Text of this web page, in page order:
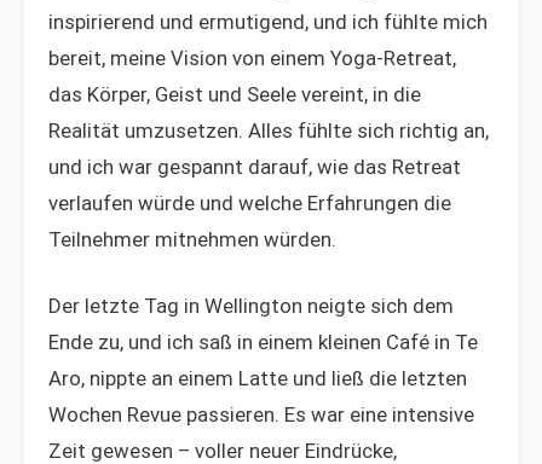
inspirierend und ermutigend, und ich fühlte mich
bereit, meine Vision von einem Yoga-Retreat,
das Körper, Geist und Seele vereint, in die
Realität umzusetzen. Alles fühlte sich richtig an,
und ich war gespannt darauf, wie das Retreat
verlaufen würde und welche Erfahrungen die
Teilnehmer mitnehmen würden.
Der letzte Tag in Wellington neigte sich dem
Ende zu, und ich saß in einem kleinen Café in Te
Aro, nippte an einem Latte und ließ die letzten
Wochen Revue passieren. Es war eine intensive
Zeit gewesen – voller neuer Eindrücke,